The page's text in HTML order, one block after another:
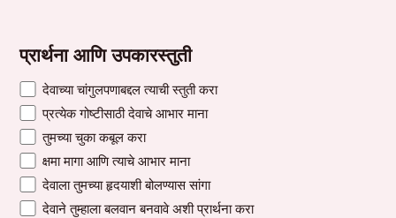
प्रार्थना आणि उपकारस्तुती
देवाच्या चांगुलपणाबद्दल त्याची स्तुती करा
प्रत्येक गोष्टीसाठी देवाचे आभार माना
तुमच्या चुका कबूल करा
क्षमा मागा आणि त्याचे आभार माना
देवाला तुमच्या हृदयाशी बोलण्यास सांगा
देवाने तुम्हाला बलवान बनवावे अशी प्रार्थना करा